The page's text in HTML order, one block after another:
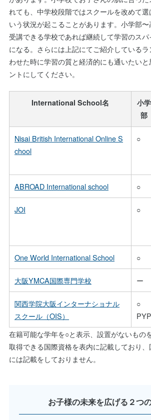
れても、中学校段階ではスクールを改めて
いう状況が起こることがあります。小学部
受講できる学校であれば継続して学習のス
になる。さらには上記にてご紹介している
わせた時に学習の質と経済的にも通いたい
ントにしてください。
International School名
小学
部
Nisai British International Online S
chool
○
ABROAD International school ○
JOI ○
One World International School ○
大阪YMCA国際専門学校 ー
関西学院大阪インターナショナル
スクール（OIS）
○
PYP
在籍可能な学年を○と表示、設置がないもの
取得できる国際資格を表内に記載しており
には記載をしておりません。
お子様の未来を広げる２つ